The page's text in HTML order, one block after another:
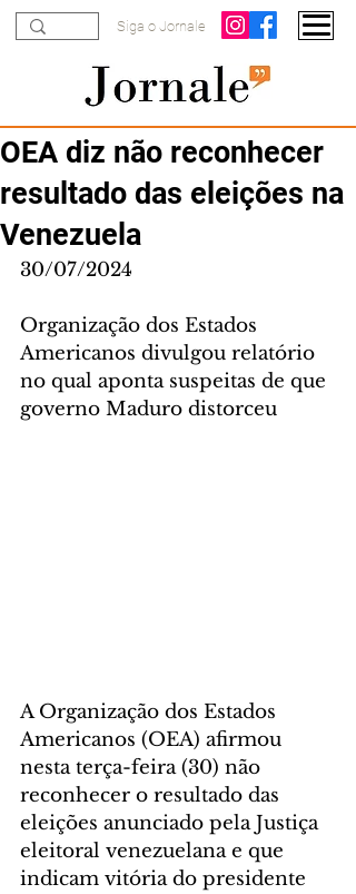
Siga o Jornale
OEA diz não reconhecer
resultado das eleições na
Venezuela
30/07/2024
Organização dos Estados
Americanos divulgou relatório
no qual aponta suspeitas de que
governo Maduro distorceu
A Organização dos Estados
Americanos (OEA) afirmou
nesta terça-feira (30) não
reconhecer o resultado das
eleições anunciado pela Justiça
eleitoral venezuelana e que
indicam vitória do presidente